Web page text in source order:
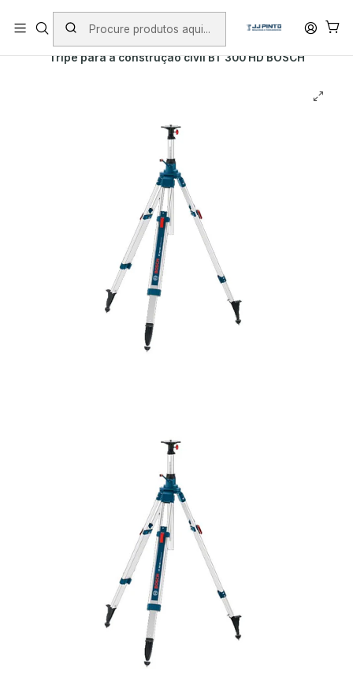
PORTES INCLUÍDOS EM ENCOMENDAS +75€ (excepto ilhas)
Início PRODUTOS
MEDIÇÃO
Tripé para a construção civil BT 300 HD BOSCH